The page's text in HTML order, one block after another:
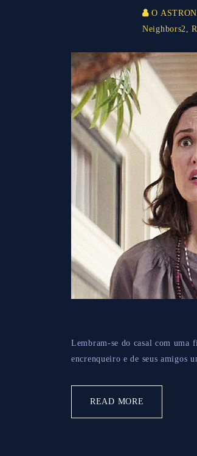
O
Neighbors2,
Lembram-se do casal com uma
encrenqueiro e de seus amigos
READ MORE